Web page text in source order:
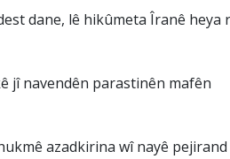
dane, lê hikûmeta Îranê heya
jî navendên parastinên mafên
azadkirina wî nayê